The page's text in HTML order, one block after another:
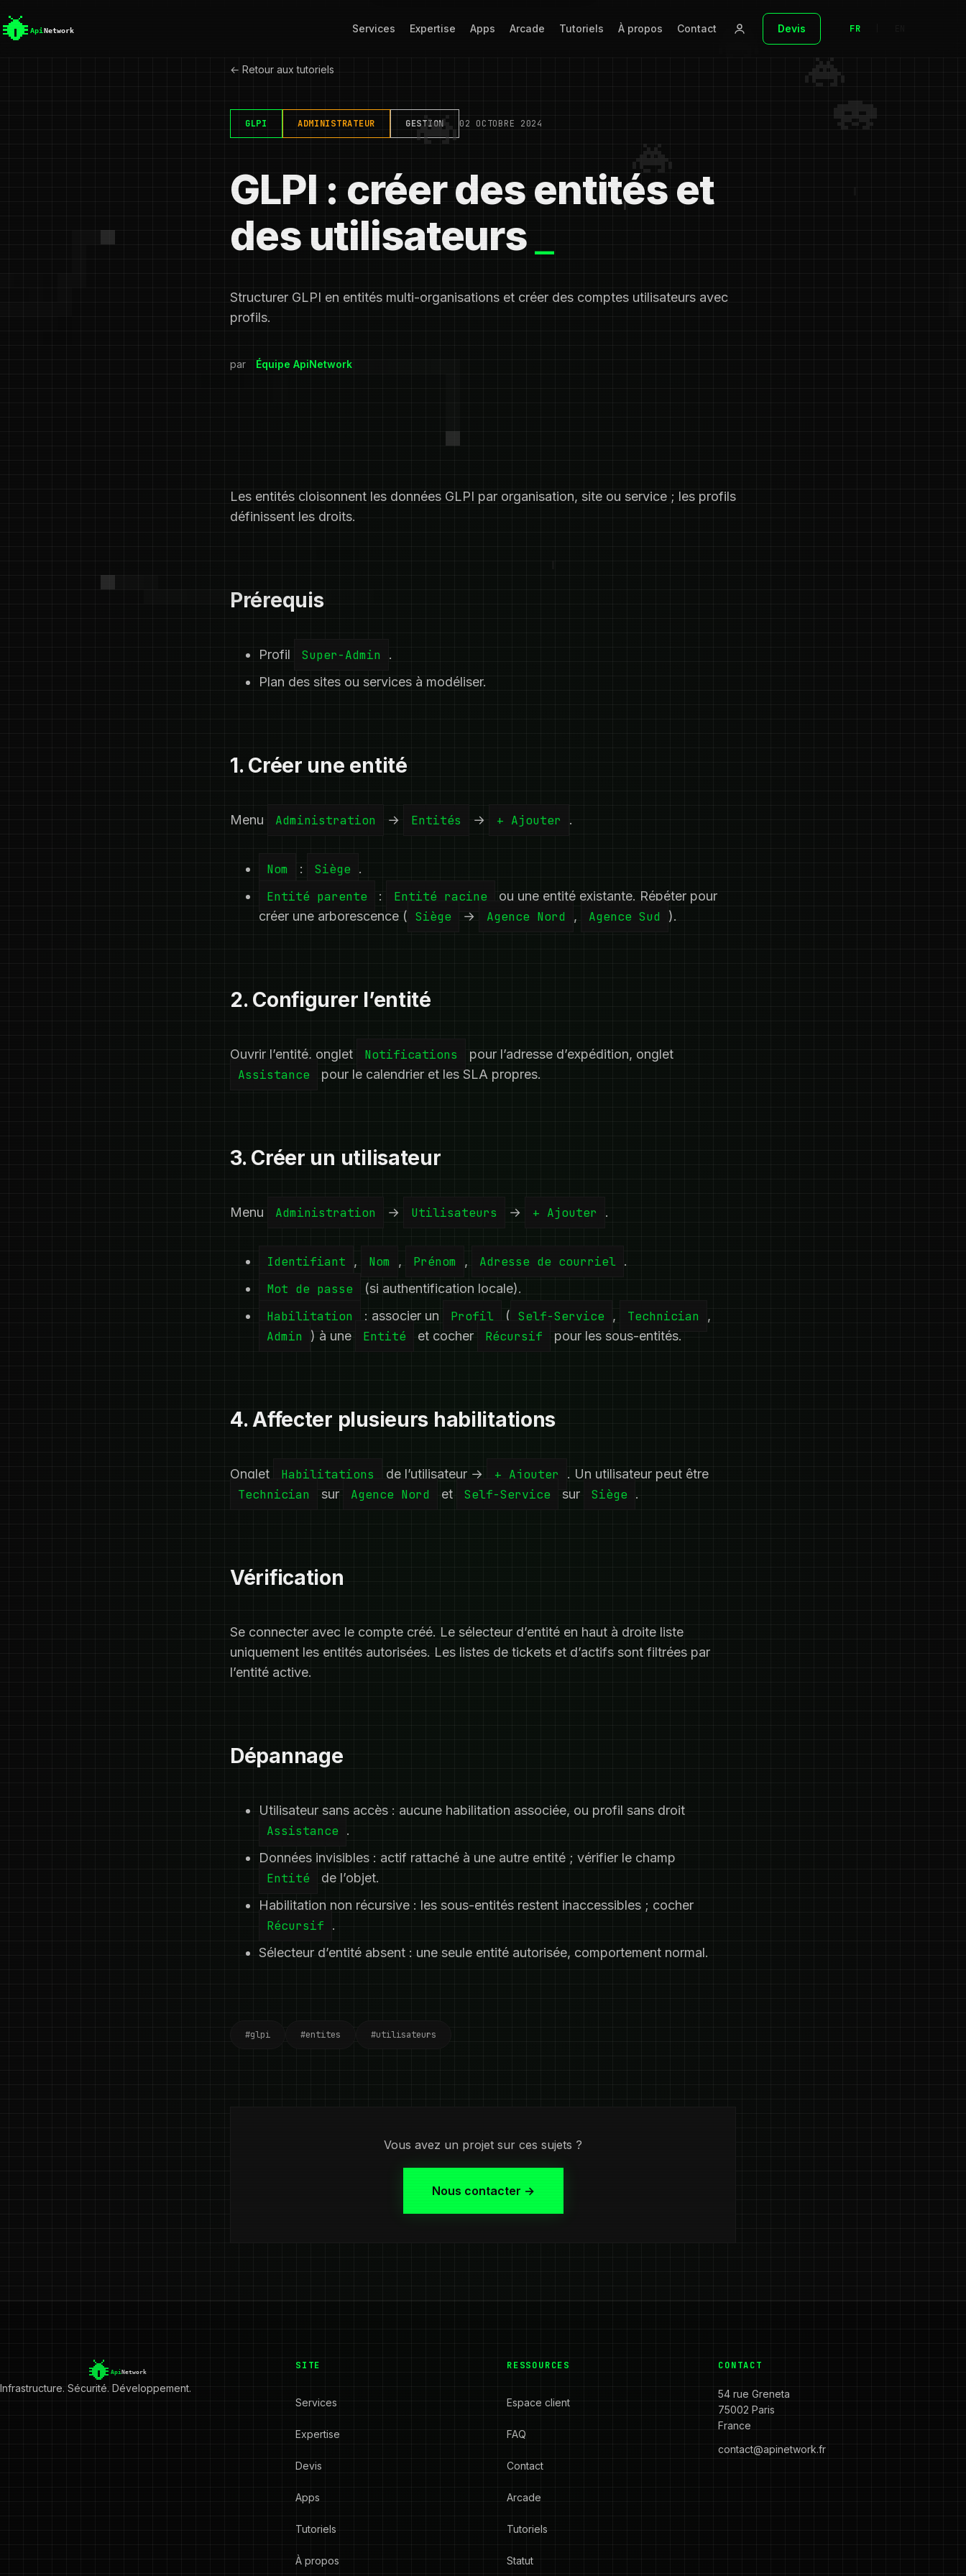
Services Expertise Apps Arcade Tutoriels À propos Contact Devis FR
← Retour aux tutoriels
GLPI ADMINISTRATEUR GESTION 02 OCTOBRE 2024
GLPI : créer des entités et
des utilisateurs
Structurer GLPI en entités multi-organisations et créer des comptes utilisateurs avec
profils.
par Équipe ApiNetwork
Les entités cloisonnent les données GLPI par organisation, site ou service ; les profils
définissent les droits.
Prérequis
Profil Super-Admin
.
Plan des sites ou services à modéliser.
1. Créer une entité
Menu Administration → Entités → + Ajouter .
Nom : Siège .
Entité parente : Entité racine
ou une entité existante. Répéter pour
créer une arborescence ( Siège → Agence Nord , Agence Sud ).
2. Configurer l’entité
Ouvrir l’entité, onglet Notifications pour l’adresse d’expédition, onglet
Assistance pour le calendrier et les SLA propres.
3. Créer un utilisateur
Menu Administration → Utilisateurs → + Ajouter .
Identifiant , Nom , Prénom , Adresse de courriel .
Mot de passe (si authentification locale).
Habilitation : associer un Profil ( Self-Service , Technician ,
Admin ) à une Entité et cocher Récursif pour les sous-entités.
4. Affecter plusieurs habilitations
Onglet Habilitations de l’utilisateur → + Ajouter . Un utilisateur peut être
Technician sur Agence Nord et Self-Service sur Siège .
Vérification
Se connecter avec le compte créé. Le sélecteur d’entité en haut à droite liste
uniquement les entités autorisées. Les listes de tickets et d’actifs sont filtrées par
l’entité active.
Dépannage
Utilisateur sans accès : aucune habilitation associée, ou profil sans droit
Assistance .
Données invisibles : actif rattaché à une autre entité ; vérifier le champ
Entité
de l’objet.
Habilitation non récursive : les sous-entités restent inaccessibles ; cocher
Récursif
.
Sélecteur d’entité absent : une seule entité autorisée, comportement normal.
#glpi #entites #utilisateurs
Vous avez un projet sur ces sujets ?
Nous contacter →
Infrastructure. Sécurité. Développement.
SITE
Services
Expertise
Devis
Apps
Tutoriels
À propos
RESSOURCES
Espace client
FAQ
Contact
Arcade
Tutoriels
Statut
CONTACT
54 rue Greneta
75002 Paris
France
contact@apinetwork.fr